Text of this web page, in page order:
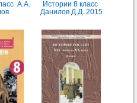
А.А.
Истории 8 класс
Данилов Д.Д. 2015